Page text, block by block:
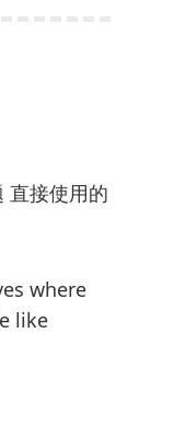
直接使用的
where
like